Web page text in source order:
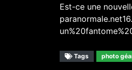
Est-ce une
Tags photo